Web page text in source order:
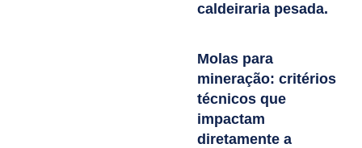
caldeiraria pesada.
Molas para
mineração: critérios
técnicos que
impactam
diretamente a